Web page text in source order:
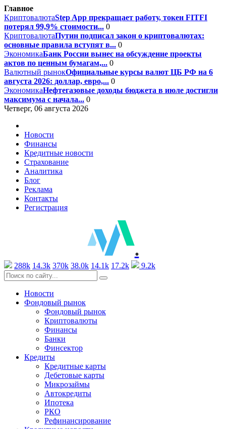
Главное
КриптовалютаStep App прекращает работу, токен FITFI
потерял 99,9% стоимости... 0
КриптовалютаПутин подписал закон о криптовалютах:
основные правила вступят в... 0
ЭкономикаБанк России вынес на обсуждение проекты
актов по ценным бумагам,... 0
Валютный рынокОфициальные курсы валют ЦБ РФ на 6
августа 2026: доллар, евро,... 0
ЭкономикаНефтегазовые доходы бюджета в июле достигли
максимума с начала... 0
Четверг, 06 августа 2026
Новости
Финансы
Кредитные новости
Страхование
Аналитика
Блог
Реклама
Контакты
Регистрация
.
288k 14.3k 370k 38.0k 14.1k 17.2k 9.2k
Новости
Фондовый рынок
Фондовый рынок
Криптовалюты
Финансы
Банки
Финсектор
Кредиты
Кредитные карты
Дебетовые карты
Микрозаймы
Автокредиты
Ипотека
РКО
Рефинансирование